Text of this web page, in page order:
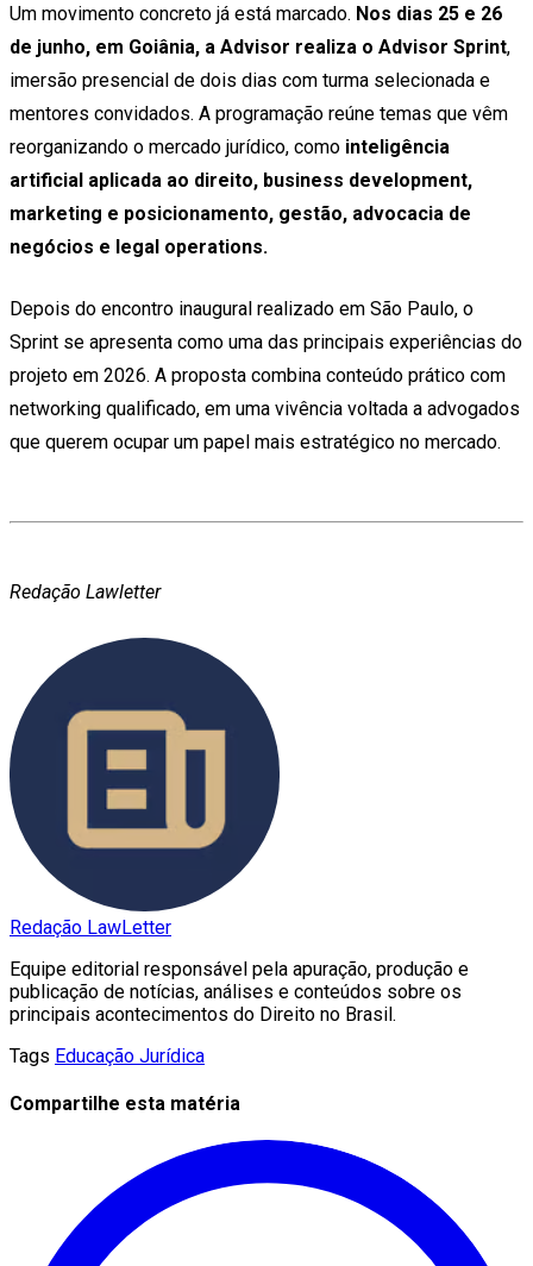
Um movimento concreto já está marcado. Nos dias 25 e 26
de junho, em Goiânia, a Advisor realiza o Advisor Sprint,
imersão presencial de dois dias com turma selecionada e
mentores convidados. A programação reúne temas que vêm
reorganizando o mercado jurídico, como inteligência
artificial aplicada ao direito, business development,
marketing e posicionamento, gestão, advocacia de
negócios e legal operations.
Depois do encontro inaugural realizado em São Paulo, o
Sprint se apresenta como uma das principais experiências do
projeto em 2026. A proposta combina conteúdo prático com
networking qualificado, em uma vivência voltada a advogados
que querem ocupar um papel mais estratégico no mercado.
Redação Lawletter
Redação LawLetter
Equipe editorial responsável pela apuração, produção e
publicação de notícias, análises e conteúdos sobre os
principais acontecimentos do Direito no Brasil.
Tags Educação Jurídica
Compartilhe esta matéria